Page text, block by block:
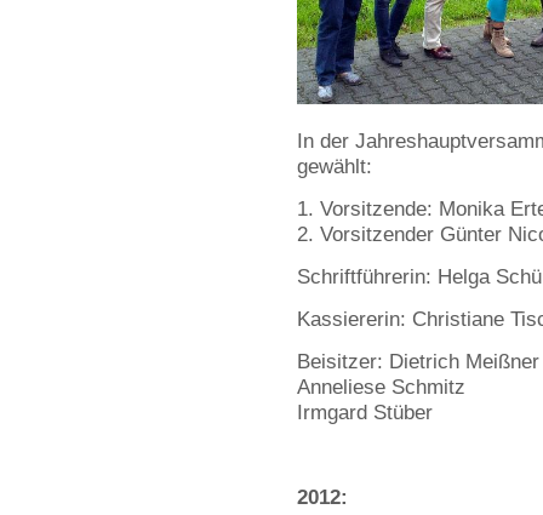
In der
gewählt:
Vorsitzende: Monika
Vorsitzender Günter
Schriftführerin: Helga
Kassiererin: Christiane
Beisitzer: Dietrich Meißner
Anneliese Schmitz
Irmgard Stüber
2012: